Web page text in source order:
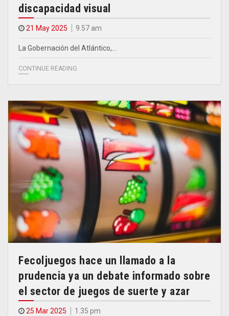
discapacidad visual
21 May 2025 9.57 am
La Gobernación del Atlántico,…
CONTINUE READING
Fecoljuegos hace un llamado a la
prudencia ya un debate informado sobre
el sector de juegos de suerte y azar
25 Mar 2025 1.35 pm